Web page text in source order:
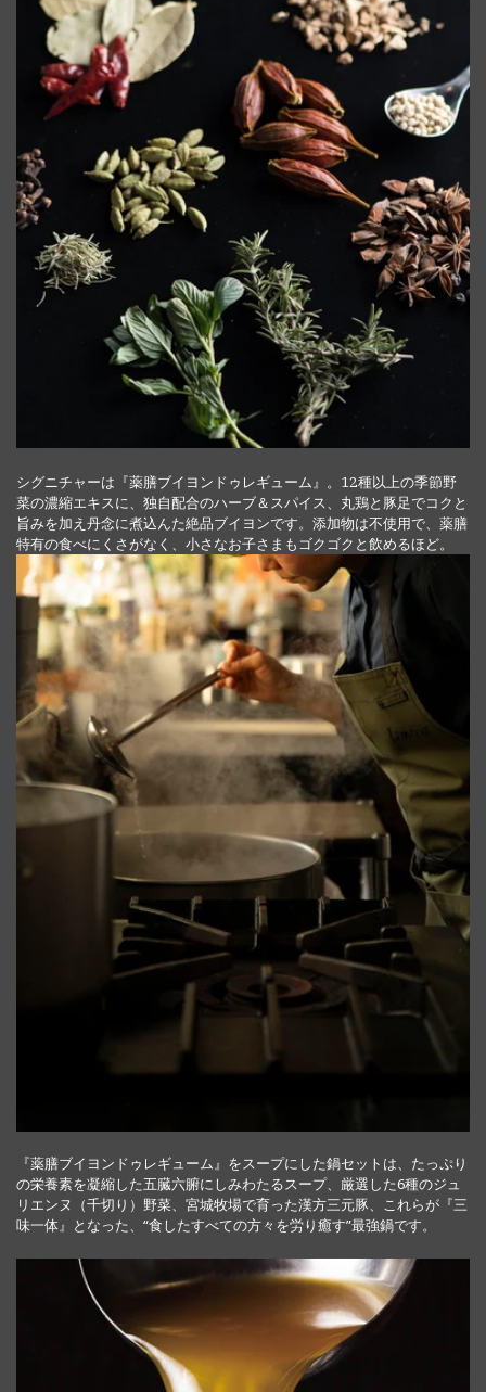
シグニチャーは『薬膳ブイヨンドゥレギューム』。12種以上の季節野
菜の濃縮エキスに、独自配合のハーブ＆スパイス、丸鶏と豚足でコクと
旨みを加え丹念に煮込んた絶品ブイヨンです。添加物は不使用で、薬膳
特有の食べにくさがなく、小さなお子さまもゴクゴクと飲めるほど。
『薬膳ブイヨンドゥレギューム』をスープにした鍋セットは、たっぷり
の栄養素を凝縮した五臓六腑にしみわたるスープ、厳選した6種のジュ
リエンヌ（千切り）野菜、宮城牧場で育った漢方三元豚、これらが『三
味一体』となった、“食したすべての方々を労り癒す”最強鍋です。